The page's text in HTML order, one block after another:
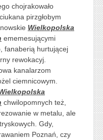
chojrakowało
pirzgłobym
Wielkopolska
ememesującymi
fanaberią hurtującej
rewokacyj.
kanalarzom
ciemnicowym.
chwilopomnych też,
w metalu, ale
Gdy,
Poznań, czy